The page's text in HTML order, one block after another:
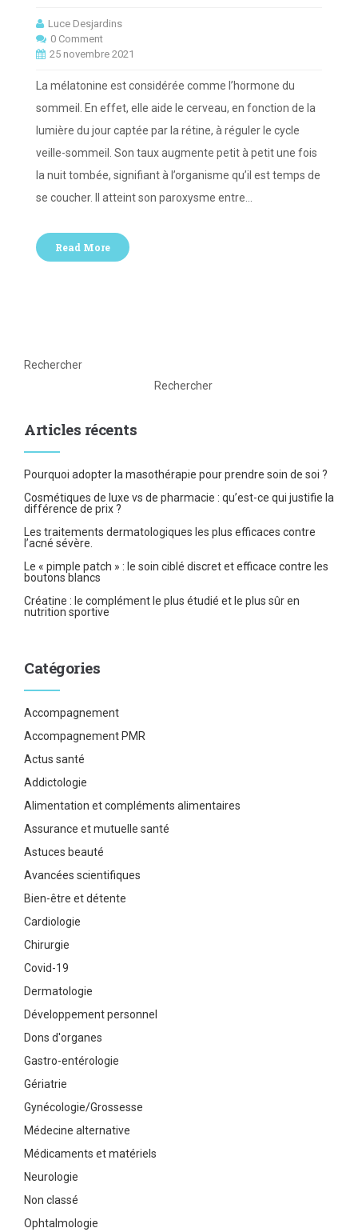
Luce Desjardins
0 Comment
25 novembre 2021
La mélatonine est considérée comme l’hormone du
sommeil. En effet, elle aide le cerveau, en fonction de la
lumière du jour captée par la rétine, à réguler le cycle
veille-sommeil. Son taux augmente petit à petit une fois
la nuit tombée, signifiant à l’organisme qu’il est temps de
se coucher. Il atteint son paroxysme entre…
Read More
Rechercher
Rechercher
Articles récents
Pourquoi adopter la masothérapie pour prendre soin de soi ?
Cosmétiques de luxe vs de pharmacie : qu’est-ce qui justifie la
différence de prix ?
Les traitements dermatologiques les plus efficaces contre
l’acné sévère.
Le « pimple patch » : le soin ciblé discret et efficace contre les
boutons blancs
Créatine : le complément le plus étudié et le plus sûr en
nutrition sportive
Catégories
Accompagnement
Accompagnement PMR
Actus santé
Addictologie
Alimentation et compléments alimentaires
Assurance et mutuelle santé
Astuces beauté
Avancées scientifiques
Bien-être et détente
Cardiologie
Chirurgie
Covid-19
Dermatologie
Développement personnel
Dons d'organes
Gastro-entérologie
Gériatrie
Gynécologie/Grossesse
Médecine alternative
Médicaments et matériels
Neurologie
Non classé
Ophtalmologie